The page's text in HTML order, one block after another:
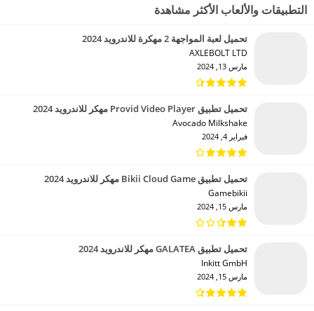
التطبيقات والألعاب الأكثر مشاهدة
تحميل لعبة المواجهة 2 مهكرة للاندرويد 2024
AXLEBOLT LTD‏
مارس 13, 2024
تحميل تطبيق Provid Video Player مهكر للاندرويد 2024
Avocado Milkshake‏
فبراير 4, 2024
تحميل تطبيق Bikii Cloud Game مهكر للاندرويد 2024
Gamebikii‏
مارس 15, 2024
تحميل تطبيق GALATEA مهكر للاندرويد 2024
Inkitt GmbH‏
مارس 15, 2024